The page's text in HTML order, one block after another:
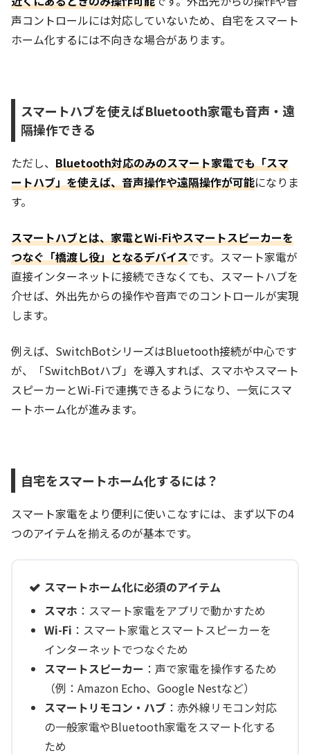
声コントロールには対応していないため、自宅をスマート
ホーム化するには不向きな場合があります。
スマートハブを使えばBluetooth家電も音声・遠
隔操作できる
ただし、 Bluetooth対応のみのスマート家電でも「スマ
ートハブ」を使えば、音声操作や遠隔操作が可能になりま
す。
スマートハブとは、家電とWi-Fiやスマートスピーカーを
つなぐ「橋渡し役」となるデバイスです。スマート家電が
直接インターネットに接続できなくても、スマートハブを
介せば、外出先からの操作や音声でのコントロールが実現
します。
例えば、SwitchBotシリーズはBluetooth接続が中心です
が、「SwitchBotハブ」を導入すれば、スマホやスマート
スピーカーとWi-Fiで連携できるようになり、一気にスマ
ートホーム化が進みます。
自宅をスマートホーム化するには？
スマート家電をより便利に使いこなすには、まず以下の4
つのアイテムを揃えるのが基本です。
スマートホーム化に必須のアイテム
スマホ ：スマート家電をアプリで動かすため
Wi-Fi ：スマート家電とスマートスピーカーを
インターネットでつなぐため
スマートスピーカー ：声で家電を操作するため
（例：Amazon Echo、Google Nestなど）
スマートリモコン・ハブ ：赤外線リモコン対応
の一般家電やBluetooth家電をスマート化する
ため